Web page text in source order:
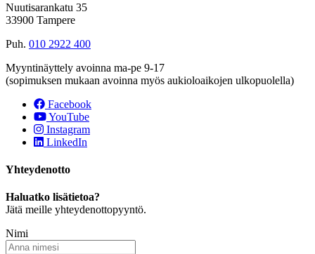
Nuutisarankatu 35
33900 Tampere
Puh. 010 2922 400
Myyntinäyttely avoinna ma-pe 9-17
(sopimuksen mukaan avoinna myös aukioloaikojen ulkopuolella)
Facebook
YouTube
Instagram
LinkedIn
Yhteydenotto
Haluatko lisätietoa?
Jätä meille yhteydenottopyyntö.
Nimi